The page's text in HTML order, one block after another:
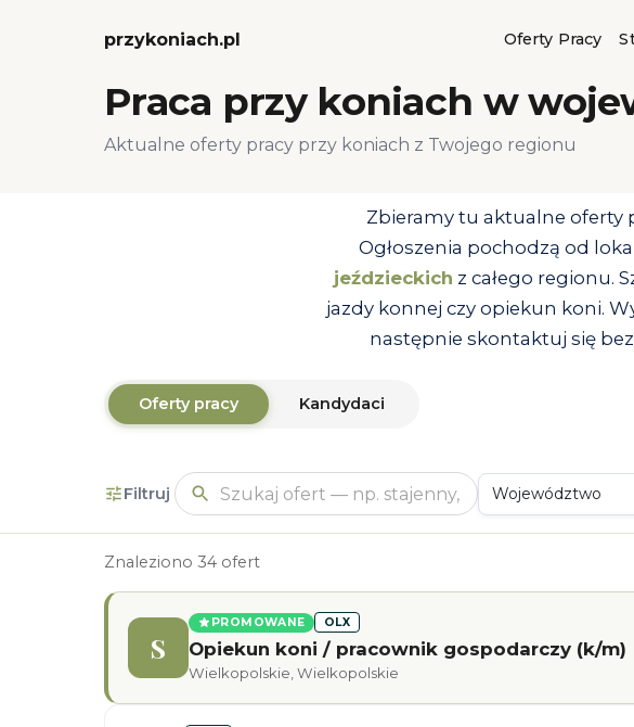
przykoniach.pl Oferty Pracy
Praca przy koniach w
Aktualne oferty pracy przy koniach z Twojego regionu
Zbieramy tu aktualne oferty
Ogłoszenia pochodzą od
jeździeckich z całego regionu.
jazdy konnej czy opiekun koni.
następnie skontaktuj się
Oferty pracy Kandydaci
Filtruj Województwo
Znaleziono 34 ofert
S
PROMOWANE OLX
Opiekun koni / pracownik gospodarczy (k/m)
Wielkopolskie, Wielkopolskie